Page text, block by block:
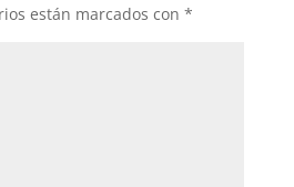
están marcados con *